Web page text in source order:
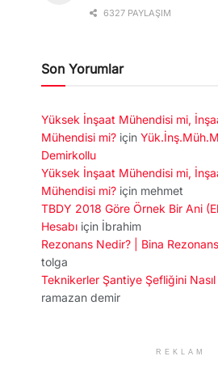
6327 PAYLAŞIM
Son Yorumlar
Yüksek İnşaat Mühendisi mi,
Mühendisi mi? için
Demirkollu
Yüksek İnşaat Mühendisi mi,
Mühendisi mi? için mehmet
TBDY 2018 Göre Örnek Bir Ani
Hesabı için İbrahim
Rezonans Nedir? | Bina
tolga
Teknikerler Şantiye Şefliğini Nasıl
ramazan demir
REKLAM